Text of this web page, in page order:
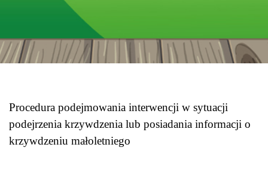
Procedura podejmowania interwencji w sytuacji
podejrzenia krzywdzenia lub posiadania informacji o
krzywdzeniu małoletniego